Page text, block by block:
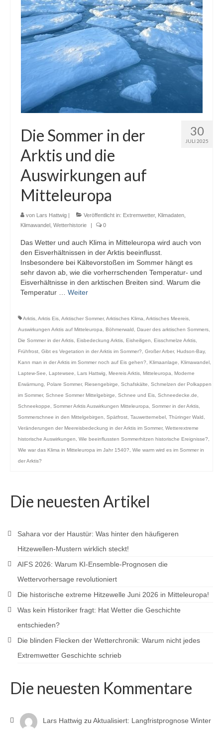
30
JULI 2025
Die Sommer in der
Arktis und die
Auswirkungen auf
Mitteleuropa
von Lars Hattwig | Veröffentlicht in: Extremwetter, Klimadaten
Klimawandel Wetterhistorie | 0
Das Wetter und auch Klima in Mitteleuropa wird auch von
den Eisverhältnissen in der Arktis beeinflusst.
Insbesondere bei Kältevorstoßen im Sommer hängt es
sehr davon ab, wie die vorherrschenden Temperatur- und
Eisverhältnisse in den arktischen Breiten sind. Warum die
Temperatur … Weiter
Arktis Arktis Eis Arktischer Sommer, Arktisches Klima Arktisches Meereis
Auswirkungen Arktis auf Mitteleuropa
Böhmerwald Dauer des arktischen Sommers
Die Sommer in der Arktis Eisbedeckung Arktis Eisheiligen Eisschmelze Arktis
Frühfrost Gibt es Vegetation in der Arktis im Sommer? Großer Arber, Hudson-Bay,
Kann man in der Arktis im Sommer noch auf Eis gehen?
Klimaanlage Klimawandel
Laptew-See
Laptewsee Lars Hattwig Meereis Arktis Mitteleuropa
Moderne
Erwärmung
Polare Sommer, Riesengebirge Schafskälte
Schmelzen der Polkappen
im Sommer, Schnee Sommer Mittelgebirge Schnee und Eis Schneedecke.de
Schneekoppe
Sommer Arktis Auswirkungen Mitteleuropa Sommer in der Arktis
Sommerschnee in den Mittelgebirgen
Spätfrost Tauwetternebel Thüringer Wald
Veränderungen der Meereisbedeckung in der Arktis im Sommer, Wetterextreme
historische Auswirkungen
Wie beeinflussten Sommerhitzen historische Ereignisse?
Wie war das Klima in Mitteleuropa im Jahr 1540?
Wie warm wird es im Sommer in
der Arktis?
Die neuesten Artikel
Sahara vor der Haustür: Was hinter den häufigeren
Hitzewellen-Mustern wirklich steckt!
AIFS 2026: Warum KI-Ensemble-Prognosen die
Wettervorhersage revolutioniert
Die historische extreme Hitzewelle Juni 2026 in Mitteleuropa!
Was kein Historiker fragt: Hat Wetter die Geschichte
entschieden?
Die blinden Flecken der Wetterchronik: Warum nicht jedes
Extremwetter Geschichte schrieb
Die neuesten Kommentare
Lars Hattwig zu Aktualisiert: Langfristprognose Winter